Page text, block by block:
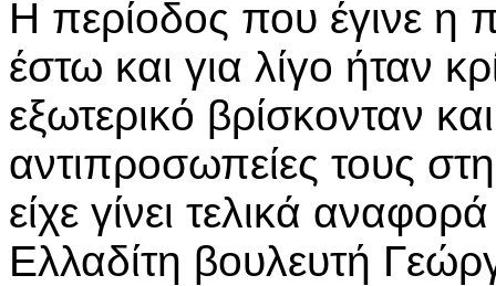
Η περίοδος που έγινε η
έστω και για λίγο ήταν
εξωτερικό βρίσκονταν
αντιπροσωπείες τους
είχε γίνει τελικά
Ελλαδίτη βουλευτή